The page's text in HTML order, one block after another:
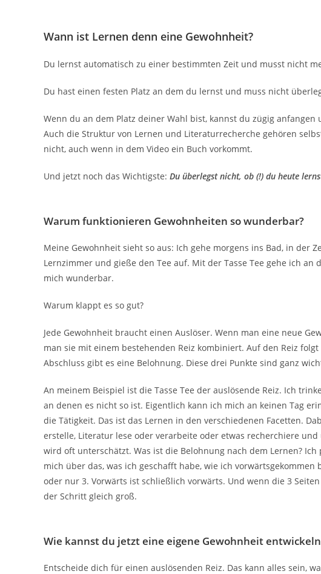
Wann ist Lernen denn eine Gewohnheit?
Du lernst automatisch zu einer bestimmten Zeit und musst nicht
Du hast einen festen Platz an dem du lernst und muss nicht
Wenn du an dem Platz deiner Wahl bist, kannst du zügig
Auch die Struktur von Lernen und Literaturrecherche gehören
nicht, auch wenn in dem Video ein Buch vorkommt.
Und jetzt noch das Wichtigste: Du überlegst nicht, ob (!) du heute
Warum funktionieren Gewohnheiten so wunderbar?
Meine Gewohnheit sieht so aus: Ich gehe morgens ins Bad, in der
Lernzimmer und gieße den Tee auf. Mit der Tasse Tee gehe ich
mich wunderbar.
Warum klappt es so gut?
Jede Gewohnheit braucht einen Auslöser. Wenn man eine neue
man sie mit einem bestehenden Reiz kombiniert. Auf den Reiz
Abschluss gibt es eine Belohnung. Diese drei Punkte sind ganz
An meinem Beispiel ist die Tasse Tee der auslösende Reiz. Ich
an denen es nicht so ist. Eigentlich kann ich mich an keinen Tag
die Tätigkeit. Das ist das Lernen in den verschiedenen Facetten.
erstelle, Literatur lese oder verarbeite oder etwas recherchiere
wird oft unterschätzt. Was ist die Belohnung nach dem Lernen?
mich über das, was ich geschafft habe, wie ich vorwärtsgekommen
oder nur 3. Vorwärts ist schließlich vorwärts. Und wenn die 3
der Schritt gleich groß.
Wie kannst du jetzt eine eigene Gewohnheit
Entscheide dich für einen auslösenden Reiz. Das kann alles sein,